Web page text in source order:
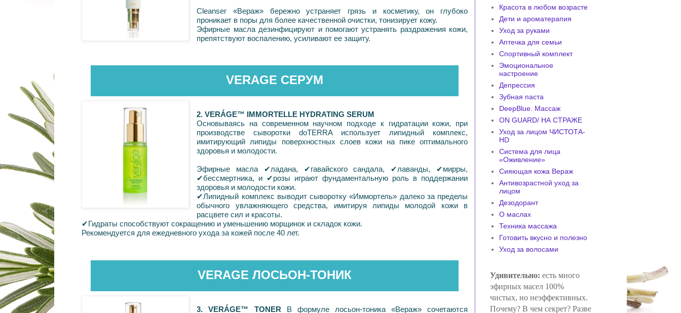
Cleanser «Вераж» бережно устраняет грязь и косметику, он глубоко
проникает в поры для более качественной очистки, тонизирует кожу.
Эфирные масла дезинфицируют и помогают устранять раздражения кожи,
препятствуют воспалению, усиливают ее защиту.
VERAGE СЕРУМ
2. VERÁGE™ IMMORTELLE HYDRATING SERUM
Основываясь на современном научном подходе к гидратации кожи, при
производстве сыворотки doTERRA использует липидный комплекс,
имитирующий липиды поверхностных слоев кожи на пике оптимального
здоровья и молодости.
Эфирные масла ✔ладана, ✔гавайского сандала, ✔лаванды, ✔мирры,
✔бессмертника, и ✔розы играют фундаментальную роль в поддержании
здоровья и молодости кожи.
✔Липидный комплекс выводит сыворотку «Иммортель» далеко за пределы
обычного увлажняющего средства, имитируя липиды молодой кожи в
расцвете сил и красоты.
✔Гидраты способствуют сокращению и уменьшению морщинок и складок кожи.
Рекомендуется для ежедневного ухода за кожей после 40 лет.
VERAGE ЛОСЬОН-ТОНИК
3. VERÁGE™ TONER В формуле лосьон-тоника «Вераж» сочетаются
Красота в любом возрасте
Дети и ароматерапия
Уход за руками
Аптечка для семьи
Спортивный комплект
Эмоциональное
настроение
Депрессия
Зубная паста
DeepBlue. Массаж
ON GUARD/ НА СТРАЖЕ
Уход за лицом ЧИСТОТА-
HD
Система для лица
«Оживление»
Сияющая кожа Вераж
Антивозрастной уход за
лицом
Дезодорант
О маслах
Техника массажа
Готовить вкусно и полезно
Уход за волосами
Удивительно: есть много
эфирных масел 100%
чистых, но неэффективных.
Почему? В чем секрет? Разве